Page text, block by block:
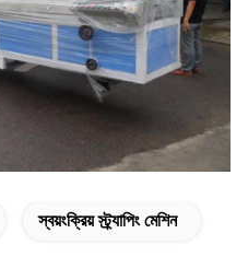
স্বয়ংক্রিয় স্ট্র্যাপিং মেশিন